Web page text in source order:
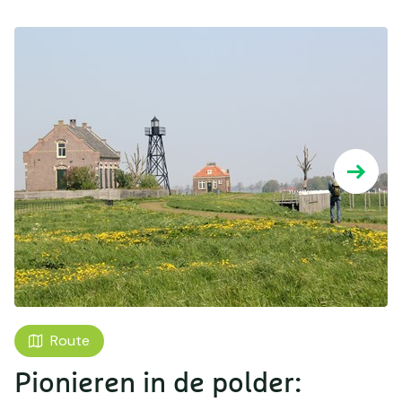
Route
Pionieren in de polder: